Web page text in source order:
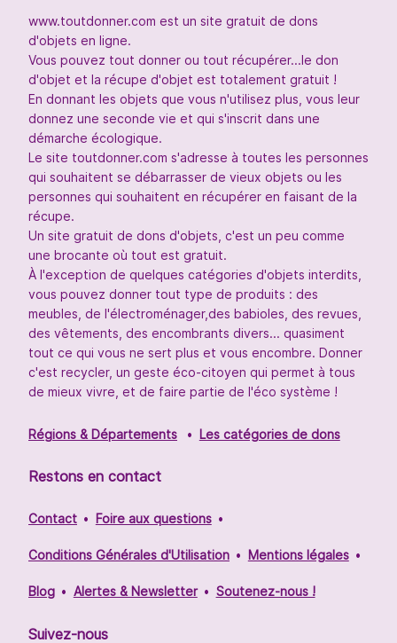
www.toutdonner.com est un site gratuit de dons
d'objets en ligne.
Vous pouvez tout donner ou tout récupérer...le don
d'objet et la récupe d'objet est totalement gratuit !
En donnant les objets que vous n'utilisez plus, vous leur
donnez une seconde vie et qui s'inscrit dans une
démarche écologique.
Le site toutdonner.com s'adresse à toutes les personnes
qui souhaitent se débarrasser de vieux objets ou les
personnes qui souhaitent en récupérer en faisant de la
récupe.
Un site gratuit de dons d'objets, c'est un peu comme
une brocante où tout est gratuit.
À l'exception de quelques catégories d'objets interdits,
vous pouvez donner tout type de produits : des
meubles, de l'électroménager,des babioles, des revues,
des vêtements, des encombrants divers... quasiment
tout ce qui vous ne sert plus et vous encombre. Donner
c'est recycler, un geste éco-citoyen qui permet à tous
de mieux vivre, et de faire partie de l'éco système !
Régions & Départements Les catégories de dons
Restons en contact
Contact Foire aux questions
Conditions Générales d'Utilisation Mentions légales
Blog Alertes & Newsletter Soutenez-nous !
Suivez-nous